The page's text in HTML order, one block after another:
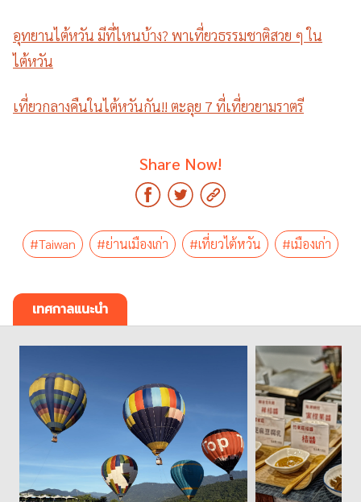
อุทยานไต้หวัน มีที่ไหนบ้าง? พาเที่ยวธรรมชาติสวย ๆ ใน
ไต้หวัน
เที่ยวกลางคืนในไต้หวันกัน!! ตะลุย 7 ที่เที่ยวยามราตรี
Share Now!
#Taiwan #ย่านเมืองเก่า #เที่ยวไต้หวัน #เมืองเก่า
เทศกาลแนะนำ